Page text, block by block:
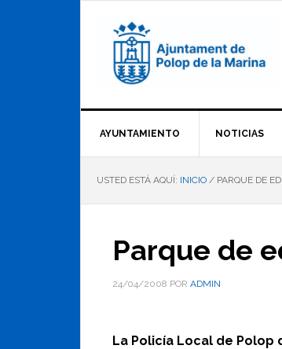
AYUNTAMIENTO NOTICIAS
USTED ESTÁ AQUÍ: INICIO / PARQUE DE
Parque de
24/04/2008 POR ADMIN
La Policía Local de Polop